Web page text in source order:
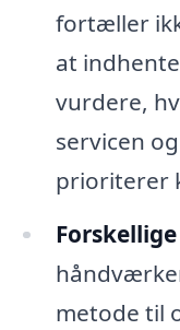
fortæller
at
vurdere,
servicen
prioriterer
metode til